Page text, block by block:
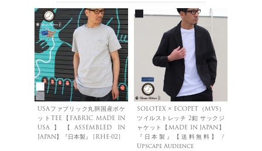
USAファブリック丸胴国産ポケ
ットTEE【FABRIC MADE IN
USA】【ASSEMBLED IN
JAPAN】『日本製』 [RHE-02]
SOLOTEX × ECOPET（MVS）
ツイルストレッチ 2釦 サックジ
ャケット【MADE IN JAPAN】
『日本製』【送料無料】 /
Upscape Audience